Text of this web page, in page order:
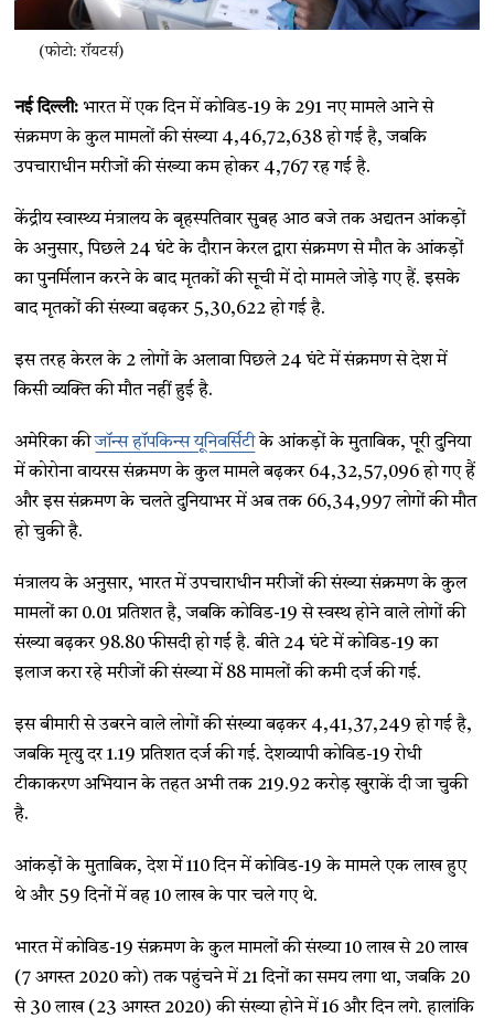
(फोटो: रॉयटर्स)
नई दिल्ली: भारत में एक दिन में कोविड-19 के 291 नए मामले आने से
संक्रमण के कुल मामलों की संख्या 4,46,72,638 हो गई है, जबकि
उपचाराधीन मरीजों की संख्या कम होकर 4,767 रह गई है.
केंद्रीय स्वास्थ्य मंत्रालय के बृहस्पतिवार सुबह आठ बजे तक अद्यतन आंकड़ों
के अनुसार, पिछले 24 घंटे के दौरान केरल द्वारा संक्रमण से मौत के आंकड़ों
का पुनर्मिलान करने के बाद मृतकों की सूची में दो मामले जोड़े गए हैं. इसके
बाद मृतकों की संख्या बढ़कर 5,30,622 हो गई है.
इस तरह केरल के 2 लोगों के अलावा पिछले 24 घंटे में संक्रमण से देश में
किसी व्यक्ति की मौत नहीं हुई है.
अमेरिका कीजॉन्स हॉपकिन्स यूनिवर्सिटीके आंकड़ों के मुताबिक, पूरी दुनिया
में कोरोना वायरस संक्रमण के कुल मामले बढ़कर 64,32,57,096 हो गए हैं
और इस संक्रमण के चलते दुनियाभर में अब तक 66,34,997 लोगों की मौत
हो चुकी है.
मंत्रालय के अनुसार, भारत में उपचाराधीन मरीजों की संख्या संक्रमण के कुल
मामलों का 0.01 प्रतिशत है, जबकि कोविड-19 से स्वस्थ होने वाले लोगों की
संख्या बढ़कर 98.80 फीसदी हो गई है. बीते 24 घंटे में कोविड-19 का
इलाज करा रहे मरीजों की संख्या में 88 मामलों की कमी दर्ज की गई.
इस बीमारी से उबरने वाले लोगों की संख्या बढ़कर 4,41,37,249 हो गई है,
जबकि मृत्यु दर 1.19 प्रतिशत दर्ज की गई. देशव्यापी कोविड-19 रोधी
टीकाकरण अभियान के तहत अभी तक 219.92 करोड़ खुराकें दी जा चुकी
है.
आंकड़ों के मुताबिक, देश में 110 दिन में कोविड-19 के मामले एक लाख हुए
थे और 59 दिनों में वह 10 लाख के पार चले गए थे.
भारत में कोविड-19 संक्रमण के कुल मामलों की संख्या 10 लाख से 20 लाख
(7 अगस्त 2020 को) तक पहुंचने में 21 दिनों का समय लगा था, जबकि 20
से 30 लाख (23 अगस्त 2020) की संख्या होने में 16 और दिन लगे. हालांकि